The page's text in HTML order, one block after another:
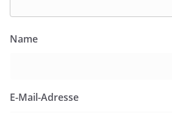
Name
E-Mail-Adresse